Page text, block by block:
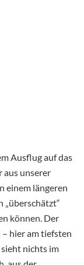
Ausflug auf das
aus unserer
einem längeren
„überschätzt“
können. Der
– hier am tiefsten
nichts im